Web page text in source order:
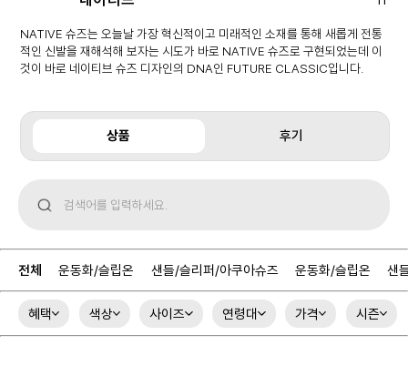
NATIVE 슈즈는 오늘날 가장 혁신적이고 미래적인 소재를 통해 새롭게 전통
적인 신발을 재해석해 보자는 시도가 바로 NATIVE 슈즈로 구현되었는데 이
것이 바로 네이티브 슈즈 디자인의 DNA인 FUTURE CLASSIC입니다.
상품 후기
전체 운동화/슬립온 샌들/슬리퍼/아쿠아슈즈 운동화/슬립온 샌
혜택 색상 사이즈 연령대 가격 시즌